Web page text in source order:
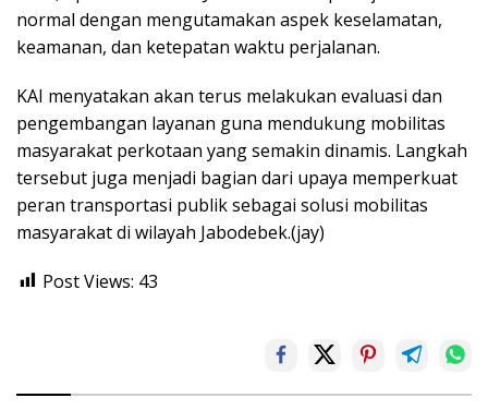
normal dengan mengutamakan aspek keselamatan,
keamanan, dan ketepatan waktu perjalanan.
KAI menyatakan akan terus melakukan evaluasi dan
pengembangan layanan guna mendukung mobilitas
masyarakat perkotaan yang semakin dinamis. Langkah
tersebut juga menjadi bagian dari upaya memperkuat
peran transportasi publik sebagai solusi mobilitas
masyarakat di wilayah Jabodebek.(jay)
Post Views: 43